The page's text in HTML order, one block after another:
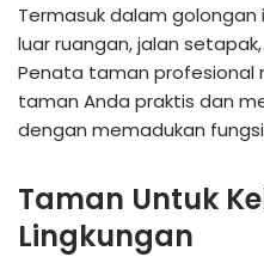
Termasuk dalam
luar ruangan, jalan
Penata taman profesional
taman Anda praktis dan
dengan memadukan
Taman Untuk
Lingkungan